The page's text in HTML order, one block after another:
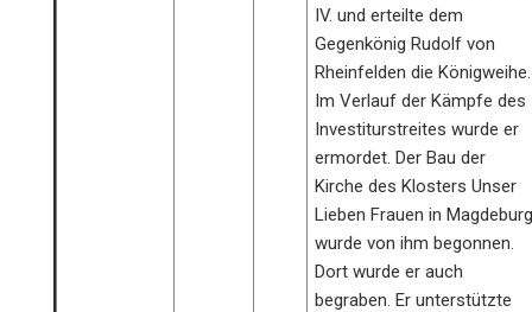
IV. und erteilte dem
Gegenkönig Rudolf von
Rheinfelden die Königweihe.
Im Verlauf der Kämpfe des
Investiturstreites wurde er
ermordet. Der Bau der
Kirche des Klosters Unser
Lieben Frauen in Magdeburg
wurde von ihm begonnen.
Dort wurde er auch
begraben. Er unterstützte